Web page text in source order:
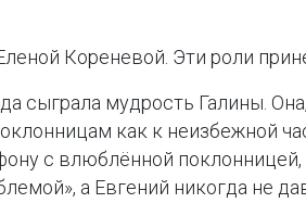
Кореневой. Эти роли
сыграла мудрость Галины.
как к неизбежной
с влюблённой
а Евгений никогда не